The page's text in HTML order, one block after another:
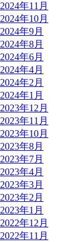
2024年11月
2024年10月
2024年9月
2024年8月
2024年6月
2024年4月
2024年2月
2024年1月
2023年12月
2023年11月
2023年10月
2023年8月
2023年7月
2023年4月
2023年3月
2023年2月
2023年1月
2022年12月
2022年11月